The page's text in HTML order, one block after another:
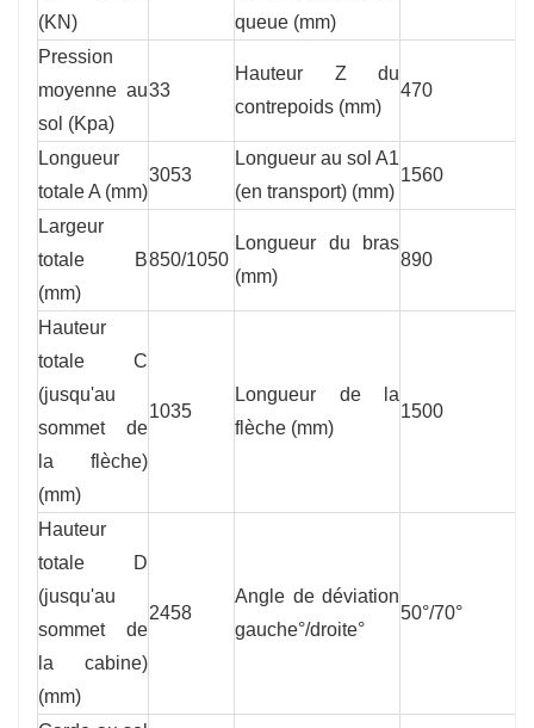
(KN)
queue (mm)
Pression
moyenne au
sol (Kpa)
33
Hauteur Z du
contrepoids (mm)
470
Longueur
totale A (mm)
3053
Longueur au sol A1
(en transport) (mm)
1560
Largeur
totale B
(mm)
850/1050
Longueur du bras
(mm)
890
Hauteur
totale C
(jusqu'au
sommet de
la flèche)
(mm)
1035
Longueur de la
flèche (mm)
1500
Hauteur
totale D
(jusqu'au
sommet de
la cabine)
(mm)
2458
Angle de déviation
gauche°/droite°
50°/70°